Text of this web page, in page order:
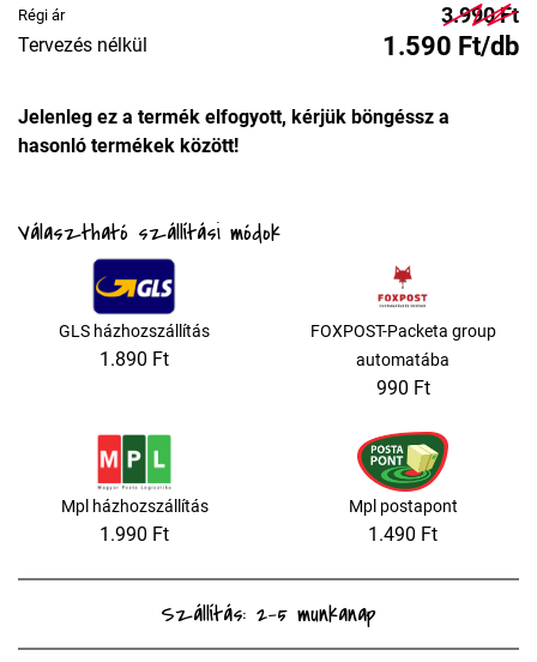
Régi ár 3.990 Ft
Tervezés nélkül 1.590 Ft/db
Jelenleg ez a termék elfogyott, kérjük böngéssz a
hasonló termékek között!
Választható szállítási módok
GLS házhozszállítás
1.890 Ft
FOXPOST-Packeta group
automatába
990 Ft
Mpl házhozszállítás
1.990 Ft
Mpl postapont
1.490 Ft
Szállítás: 2-5 munkanap